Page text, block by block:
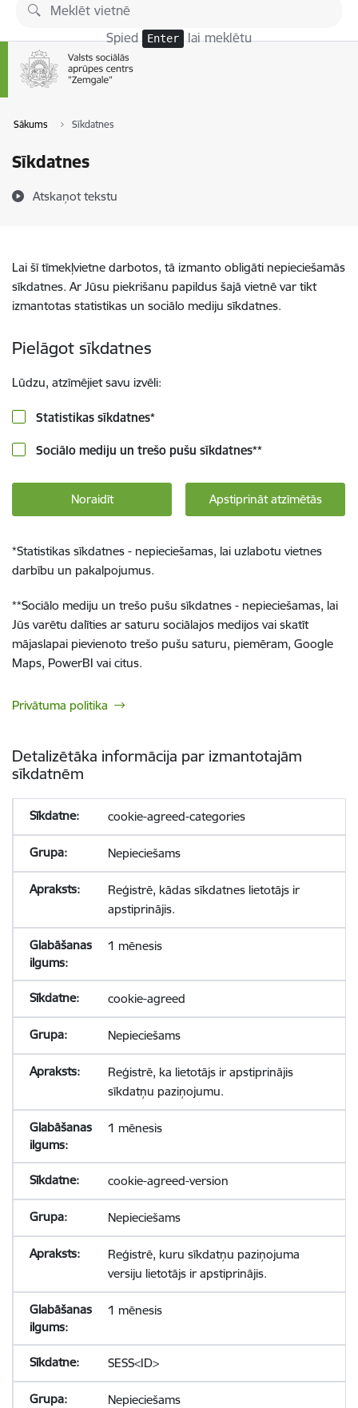
Pāriet uz lapas saturu
Spied Enter lai meklētu
Sākums Sīkdatnes
Sīkdatnes
Atskaņot tekstu
Lai šī tīmekļvietne darbotos, tā izmanto obligāti nepieciešamās
sīkdatnes. Ar Jūsu piekrišanu papildus šajā vietnē var tikt
izmantotas statistikas un sociālo mediju sīkdatnes.
Pielāgot sīkdatnes
Lūdzu, atzīmējiet savu izvēli:
Statistikas sīkdatnes*
Sociālo mediju un trešo pušu sīkdatnes**
Noraidīt Apstiprināt atzīmētās
*Statistikas sīkdatnes - nepieciešamas, lai uzlabotu vietnes
darbību un pakalpojumus.
**Sociālo mediju un trešo pušu sīkdatnes - nepieciešamas, lai
Jūs varētu dalīties ar saturu sociālajos medijos vai skatīt
mājaslapai pievienoto trešo pušu saturu, piemēram, Google
Maps, PowerBI vai citus.
Privātuma politika
Detalizētāka informācija par izmantotajām
sīkdatnēm
cookie-agreed-categories
Nepieciešams
Reģistrē, kādas sīkdatnes lietotājs ir
apstiprinājis.
1 mēnesis
cookie-agreed
Nepieciešams
Reģistrē, ka lietotājs ir apstiprinājis
sīkdatņu paziņojumu.
1 mēnesis
cookie-agreed-version
Nepieciešams
Reģistrē, kuru sīkdatņu paziņojuma
versiju lietotājs ir apstiprinājis.
1 mēnesis
SESS<ID>
Nepieciešams